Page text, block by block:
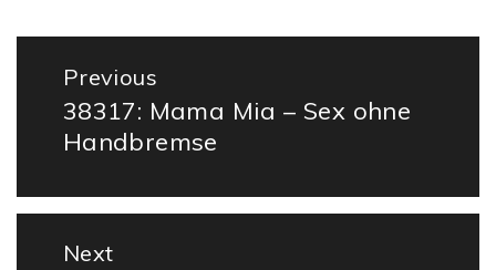
Beitragsnavigation
Previous
Previous
post:
38317: Mama Mia – Sex ohne
Handbremse
Next